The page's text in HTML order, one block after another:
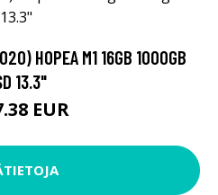
HOPEA M1 16GB 1000GB
13.3"
EUR